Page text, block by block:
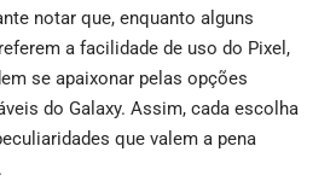
notar que, enquanto alguns
a facilidade de uso do Pixel,
se apaixonar pelas opções
do Galaxy. Assim, cada escolha
que valem a pena